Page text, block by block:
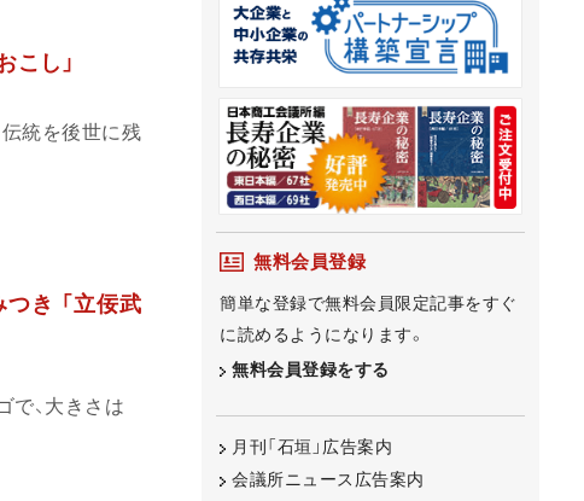
こし」
統を後世に残
き 「立佞武
で、大きさは
無料会員登録
簡単な登録で無料会員限定記事をすぐ
に読めるようになります。
無料会員登録をする
月刊「石垣」広告案内
会議所ニュース広告案内